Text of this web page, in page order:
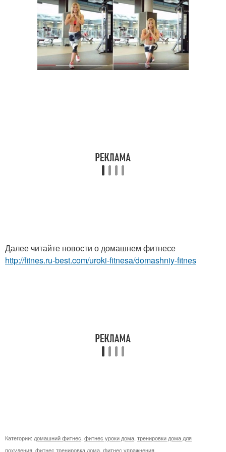
Далее читайте новости о домашнем фитнесе
http://fitnes.ru-best.com/uroki-fitnesa/domashniy-fitnes
Категории: домашний фитнес фитнес уроки дома тренировки дома для
похудения фитнес тренировка дома фитнес упражнения